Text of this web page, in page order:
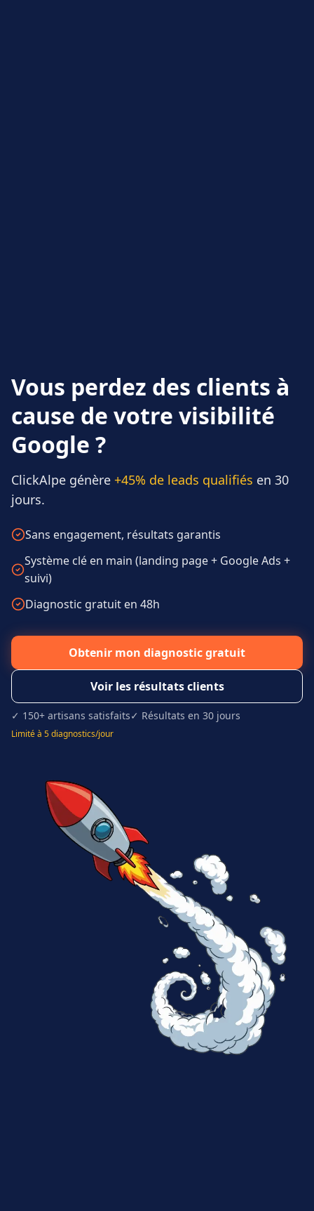
Vous perdez des clients à
cause de votre visibilité
Google ?
ClickAlpe génère +45% de leads qualifiés en 30
jours.
Sans engagement, résultats garantis
Système clé en main (landing page + Google Ads +
suivi)
Diagnostic gratuit en 48h
Obtenir mon diagnostic gratuit
Voir les résultats clients
✓ 150+ artisans satisfaits✓ Résultats en 30 jours
Limité à 5 diagnostics/jour